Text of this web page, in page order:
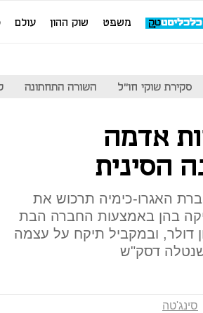
משפט שוק ההון עולם
סקירת שוקי חו"ל השורה התחתונה
אדמה
הסינית
60% במניות חברת האגרו-כימיה תרכוש את
בהן באמצעות החברה הבת
תשלם 230 מיליון דולר, ובמקביל תיקח על עצמה
סינג'טה